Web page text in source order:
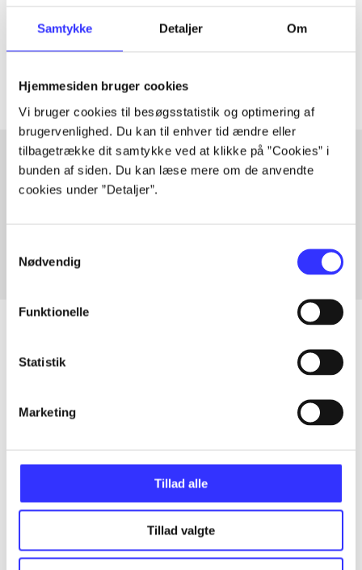
Samtykke Detaljer Om
Hjemmesiden bruger cookies
Vi bruger cookies til besøgsstatistik og optimering af
brugervenlighed. Du kan til enhver tid ændre eller
tilbagetrække dit samtykke ved at klikke på ”Cookies” i
bunden af siden. Du kan læse mere om de anvendte
cookies under ”Detaljer”.
Nødvendig
Funktionelle
Statistik
Marketing
Tillad alle
Tillad valgte
Tidsskrift
Artiklerne i handler ofte om
Artikler med samme emner
...
...